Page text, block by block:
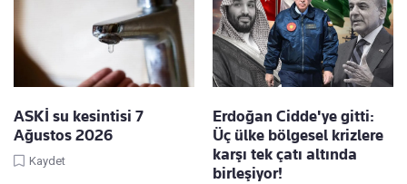
ASKİ su kesintisi 7
Ağustos 2026
Kaydet
Erdoğan Cidde'ye gitti:
Üç ülke bölgesel krizlere
karşı tek çatı altında
birleşiyor!